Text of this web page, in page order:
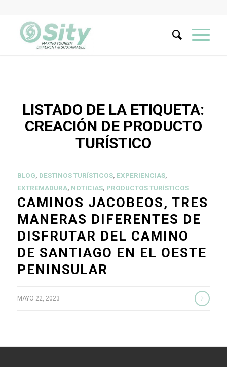
LISTADO DE LA ETIQUETA:
CREACIÓN DE PRODUCTO
TURÍSTICO
BLOG, DESTINOS TURÍSTICOS, EXPERIENCIAS,
EXTREMADURA, NOTICIAS, PRODUCTOS TURÍSTICOS
CAMINOS JACOBEOS, TRES
MANERAS DIFERENTES DE
DISFRUTAR DEL CAMINO
DE SANTIAGO EN EL OESTE
PENINSULAR
MAYO 22, 2023